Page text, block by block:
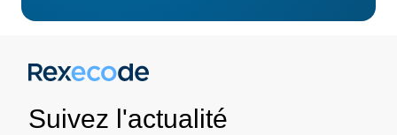
Suivez l'actualité